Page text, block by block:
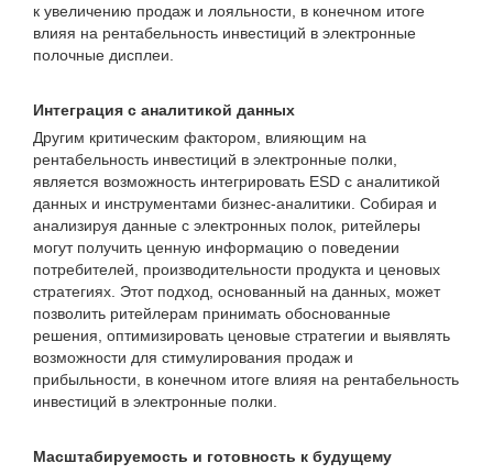
к увеличению продаж и лояльности, в конечном итоге
влияя на рентабельность инвестиций в электронные
полочные дисплеи.
Интеграция с аналитикой данных
Другим критическим фактором, влияющим на
рентабельность инвестиций в электронные полки,
является возможность интегрировать ESD с аналитикой
данных и инструментами бизнес-аналитики. Собирая и
анализируя данные с электронных полок, ритейлеры
могут получить ценную информацию о поведении
потребителей, производительности продукта и ценовых
стратегиях. Этот подход, основанный на данных, может
позволить ритейлерам принимать обоснованные
решения, оптимизировать ценовые стратегии и выявлять
возможности для стимулирования продаж и
прибыльности, в конечном итоге влияя на рентабельность
инвестиций в электронные полки.
Масштабируемость и готовность к будущему